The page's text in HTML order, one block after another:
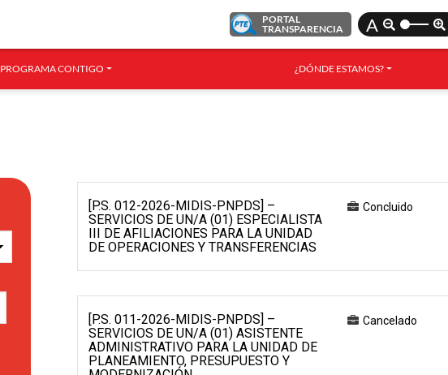
PORTAL
TRANSPARENCIA
A
PROGRAMA CONTIGO ¿DÓNDE ESTAMOS?
[P.S. 012-2026-MIDIS-PNPDS] –
SERVICIOS DE UN/A (01) ESPECIALISTA
III DE AFILIACIONES PARA LA UNIDAD
DE OPERACIONES Y TRANSFERENCIAS
Concluido
[P.S. 011-2026-MIDIS-PNPDS] –
SERVICIOS DE UN/A (01) ASISTENTE
ADMINISTRATIVO PARA LA UNIDAD DE
PLANEAMIENTO, PRESUPUESTO Y
Cancelado